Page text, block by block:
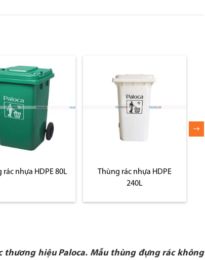
rác nhựa HDPE 80L
Thùng rác nhựa HDPE
240L
thương hiệu Paloca. Mẫu thùng đựng rác không